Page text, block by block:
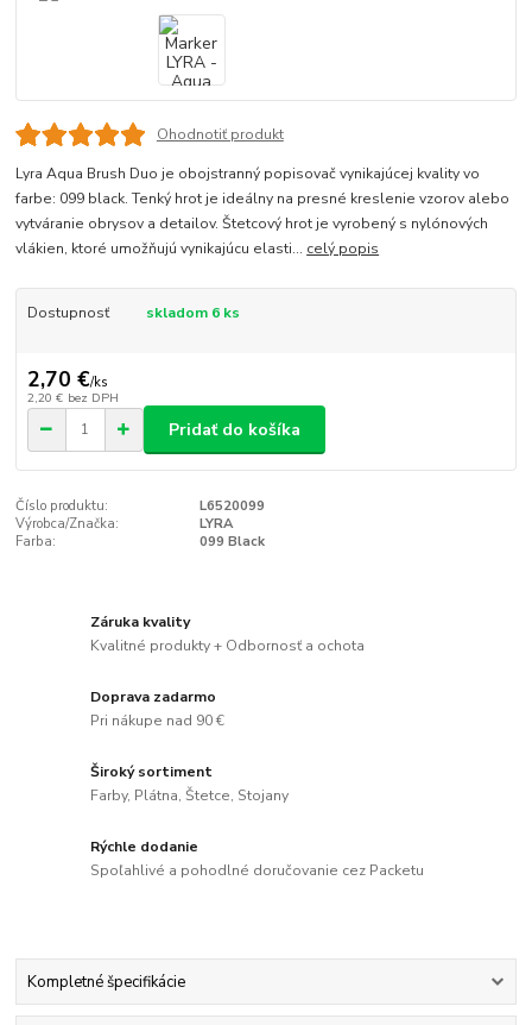
Ohodnotiť produkt
Lyra Aqua Brush Duo je obojstranný popisovač vynikajúcej kvality vo
farbe: 099 black. Tenký hrot je ideálny na presné kreslenie vzorov alebo
vytváranie obrysov a detailov. Štetcový hrot je vyrobený s nylónových
vlákien, ktoré umožňujú vynikajúcu elasti... celý popis
Dostupnosť skladom 6 ks
2,70 €/ks
2,20 € bez DPH
Pridať do košíka
Číslo produktu:
L6520099
Výrobca/Značka:
LYRA
Farba:
099 Black
Záruka kvality
Kvalitné produkty + Odbornosť a ochota
Doprava zadarmo
Pri nákupe nad 90 €
Široký sortiment
Farby, Plátna, Štetce, Stojany
Rýchle dodanie
Spoľahlivé a pohodlné doručovanie cez Packetu
Kompletné špecifikácie